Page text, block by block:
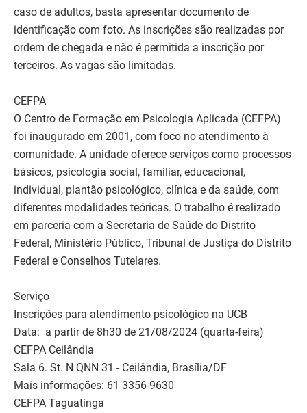
caso de adultos, basta apresentar documento de
identificação com foto. As inscrições são realizadas por
ordem de chegada e não é permitida a inscrição por
terceiros. As vagas são limitadas.
CEFPA
O Centro de Formação em Psicologia Aplicada (CEFPA)
foi inaugurado em 2001, com foco no atendimento à
comunidade. A unidade oferece serviços como processos
básicos, psicologia social, familiar, educacional,
individual, plantão psicológico, clínica e da saúde, com
diferentes modalidades teóricas. O trabalho é realizado
em parceria com a Secretaria de Saúde do Distrito
Federal, Ministério Público, Tribunal de Justiça do Distrito
Federal e Conselhos Tutelares.
Serviço
Inscrições para atendimento psicológico na UCB
Data: a partir de 8h30 de 21/08/2024 (quarta-feira)
CEFPA Ceilândia
Sala 6. St. N QNN 31 - Ceilândia, Brasília/DF
Mais informações: 61 3356-9630
CEFPA Taguatinga